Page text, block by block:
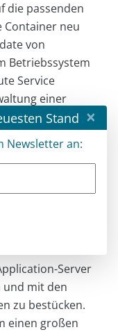
die passenden
Container neu
von
Betriebssystem
Service
einer
helfen.
Tools
der
war die
as
noch gemeint,
einem Root-
Server
und mit den
zu bestücken.
einen großen
Stand ×
Newsletter an: